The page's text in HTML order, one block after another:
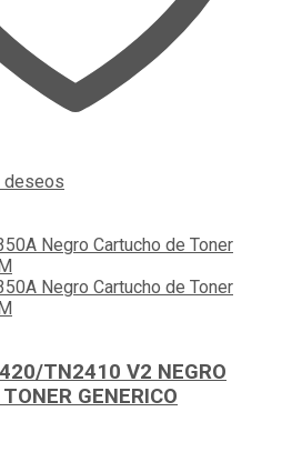
deseos
TN2410 V2 NEGRO
GENERICO